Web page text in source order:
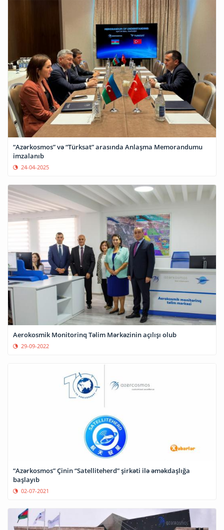
“Azərkosmos” və “Türksat” arasında Anlaşma Memorandumu
imzalanıb
24-04-2025
Aerokosmik Monitorinq Təlim Mərkəzinin açılışı olub
29-09-2022
“Azərkosmos” Çinin “Satelliteherd” şirkəti ilə əməkdaşlığa
başlayıb
02-07-2021